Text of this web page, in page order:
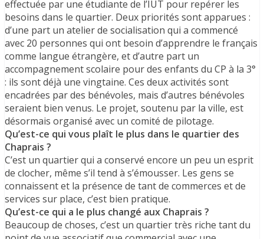
effectuée par une étudiante de l’IUT pour repérer les
besoins dans le quartier. Deux priorités sont apparues :
d’une part un atelier de socialisation qui a commencé
avec 20 personnes qui ont besoin d’apprendre le français
comme langue étrangère, et d’autre part un
accompagnement scolaire pour des enfants du CP à la 3°
: ils sont déjà une vingtaine. Ces deux activités sont
encadrées par des bénévoles, mais d’autres bénévoles
seraient bien venus. Le projet, soutenu par la ville, est
désormais organisé avec un comité de pilotage.
Qu’est-ce qui vous plaît le plus dans le quartier des
Chaprais ?
C’est un quartier qui a conservé encore un peu un esprit
de clocher, même s’il tend à s’émousser. Les gens se
connaissent et la présence de tant de commerces et de
services sur place, c’est bien pratique.
Qu’est-ce qui a le plus changé aux Chaprais ?
Beaucoup de choses, c’est un quartier très riche tant du